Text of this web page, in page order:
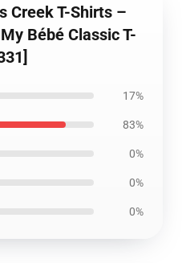
Creek T-Shirts –
Bébé Classic T-
17%
83%
0%
0%
0%